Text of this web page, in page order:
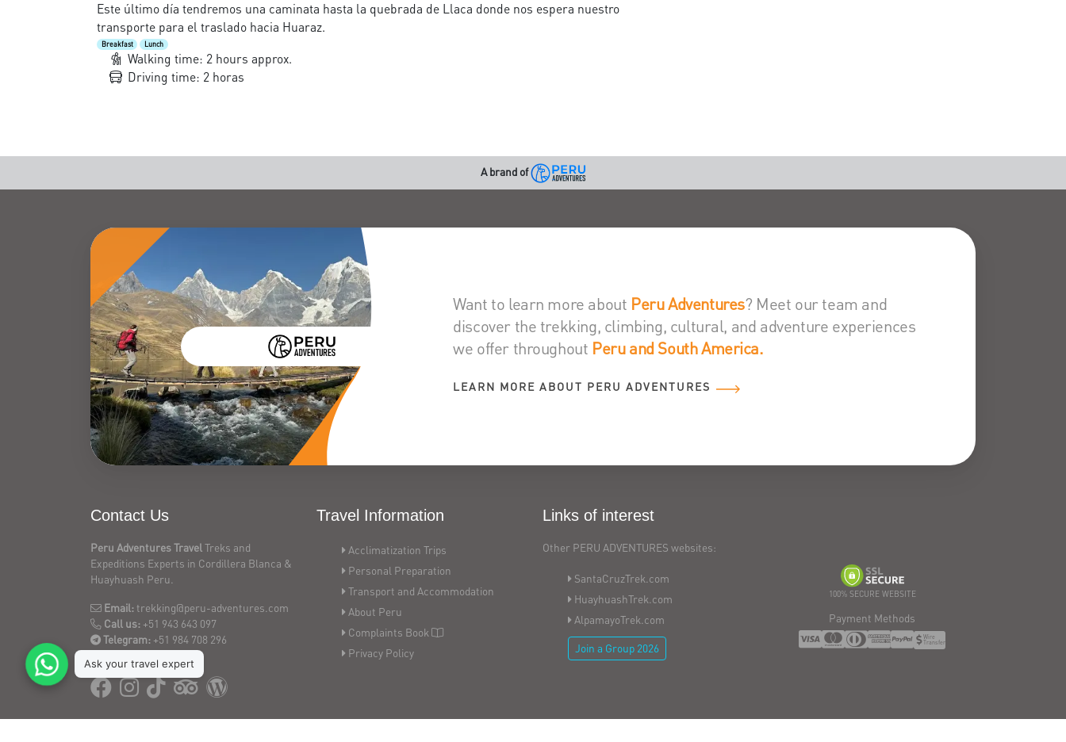
Este último día tendremos una caminata hasta la quebrada de Llaca donde nos espera nuestro
transporte para el traslado hacia Huaraz.
Breakfast Lunch
Walking time: 2 hours approx.
Driving time: 2 horas
A brand of
Want to learn more about Peru Adventures? Meet our team and
discover the trekking, climbing, cultural, and adventure experiences
we offer throughout Peru and South America.
LEARN MORE ABOUT PERU ADVENTURES
Contact Us
Peru Adventures TravelTreks and
Expeditions Experts in Cordillera Blanca &
Huayhuash Peru.
Email:trekking@peru-adventures.com
Call us: +51 943 643 097
Telegram: +51 984 708 296
Travel Information
Acclimatization Trips
Personal Preparation
Transport and Accommodation
About Peru
Complaints Book
Privacy Policy
Links of interest
Other PERU ADVENTURES websites:
SantaCruzTrek.com
HuayhuashTrek.com
AlpamayoTrek.com
Join a Group 2026
100% SECURE WEBSITE
Payment Methods
Wire
Transfer